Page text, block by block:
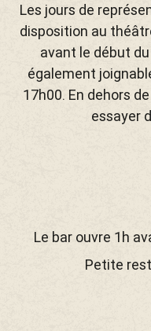
Les jours de
disposition au
avant le début
également
17h00. En dehors
essayer
Le bar ouvre 1h
Petite